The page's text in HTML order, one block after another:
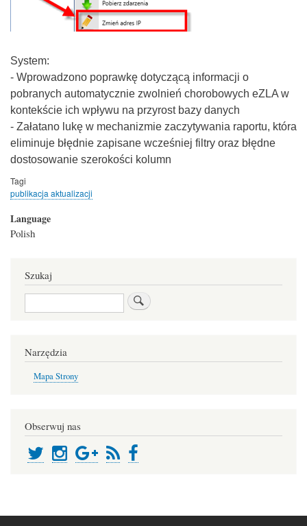
System:
- Wprowadzono poprawkę dotyczącą informacji o
pobranych automatycznie zwolnień chorobowych eZLA w
kontekście ich wpływu na przyrost bazy danych
- Załatano lukę w mechanizmie zaczytywania raportu, która
eliminuje błędnie zapisane wcześniej filtry oraz błędne
dostosowanie szerokości kolumn
Tagi
publikacja aktualizacji
Language
Polish
Szukaj
Search
Narzędzia
Mapa Strony
Obserwuj nas